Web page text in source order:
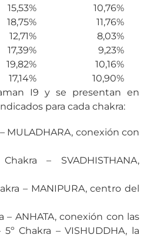
15,53%
10,76%
18,75%
11,76%
12,71%
8,03%
17,39%
9,23%
19,82%
10,16%
17,14%
10,90%
I9 y se presentan en
para cada chakra:
MULADHARA, conexión con
– SVADHISTHANA,
– MANIPURA, centro del
– ANHATA, conexión con las
Chakra – VISHUDDHA, la